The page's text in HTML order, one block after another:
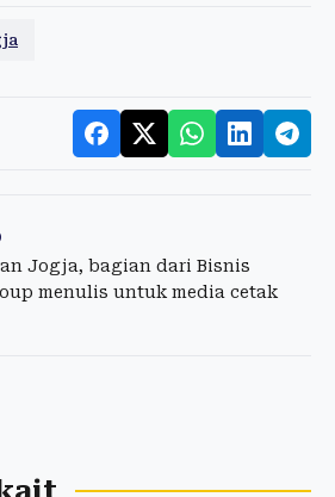
Jogja, bagian dari Bisnis
menulis untuk media cetak